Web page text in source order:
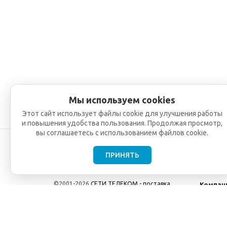
©2001-2026 СЕТИ ТЕЛЕКОМ - поставка,
Мы используем cookies
Этот сайт использует файлы cookie для улучшения работы
и повышения удобства пользования. Продолжая просмотр,
вы соглашаетесь с использованием файлов cookie.
ПРИНЯТЬ